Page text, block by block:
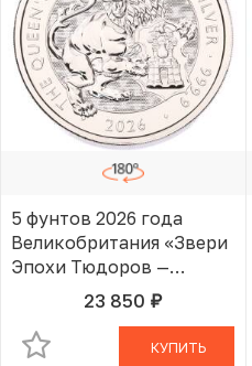
5 фунтов 2026 года
Великобритания «Звери
Эпохи Тюдоров —
Королевский Лев»
23 850 руб.
В КОРЗИНЕ
КУПИТЬ